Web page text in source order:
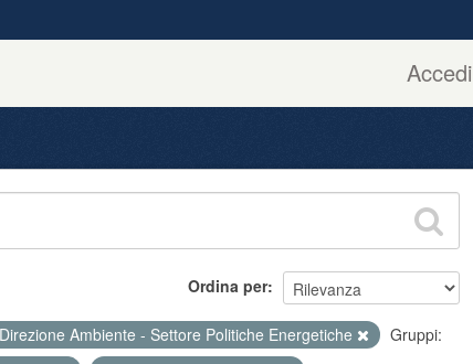
Accedi
Ordina per
Ambiente - Settore Politiche Energetiche
Gruppi: